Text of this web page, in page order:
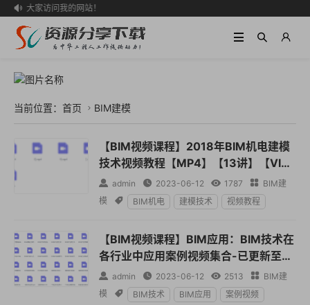

欢迎大家访问我的网站！
当前位置： 首页  BIM建模
【BIM视频课程】2018年BIM机电建模
技术视频教程【MP4】【13讲】【VIP1
401-0004】
 admin  2023-06-12  1787  BIM建
模
 BIM机电 建模技术 视频教程
【BIM视频课程】BIM应用：BIM技术在
各行业中应用案例视频集合-已更新至81
个）（持续更新中……）【VIP1401-00
03】
 admin  2023-06-12  2513  BIM建
模
 BIM技术 BIM应用 案例视频